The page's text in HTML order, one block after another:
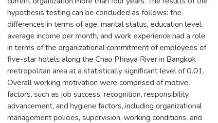
hypothesis testing can be concluded as follows: the
differences in terms of age, marital status, education level,
average income per month, and work experience had a role
in terms of the organizational commitment of employees of
five-star hotels along the Chao Phraya River in Bangkok
metropolitan area at a statistically significant level of 0.01.
Overall working motivation were comprised of motive
factors, such as job success, recognition, responsibility,
advancement, and hygiene factors, including organizational
management policies, supervision, working conditions, and